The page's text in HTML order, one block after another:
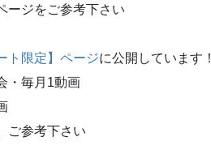
ージをご参考下さい
ト限定】ページに公開しています！
・毎月1動画
ご参考下さい